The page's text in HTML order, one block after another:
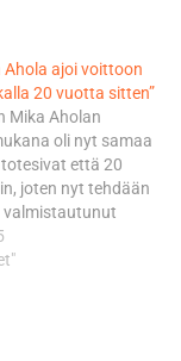
Ahola ajoi voittoon
20 vuotta sitten”
Mika Aholan
oli nyt samaa
että 20
joten nyt tehdään
valmistautunut
kovasti duunia.
mutta se